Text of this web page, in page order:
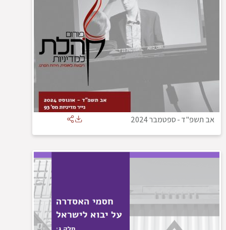
אב תשפ"ד-ספטמבר 2024